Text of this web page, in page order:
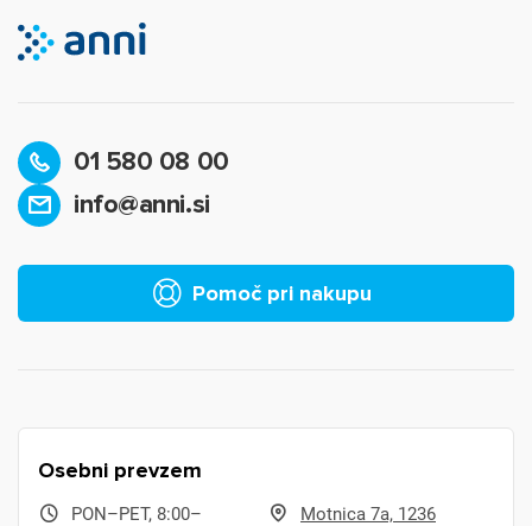
01 580 08 00
info@anni.si
Pomoč pri nakupu
Osebni prevzem
PON–PET, 8:00–
Motnica 7a, 1236